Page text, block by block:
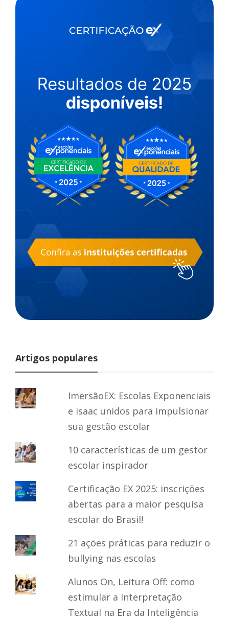
Artigos populares
ImersãoEX: Escolas Exponenciais
e isaac unidos para impulsionar
sua gestão escolar
10 características de um gestor
escolar inspirador
Certificação EX 2025: inscrições
abertas para a maior pesquisa
escolar do Brasil!
21 ações práticas para reduzir o
bullying nas escolas
Alunos On, Leitura Off: como
estimular a Interpretação
Textual na Era da Inteligência